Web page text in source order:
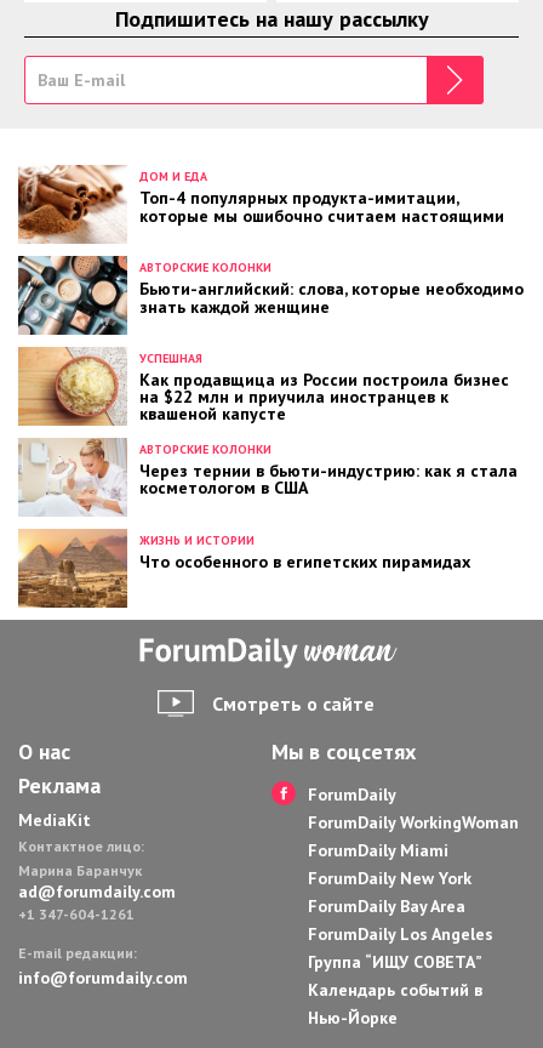
Подпишитесь на нашу рассылку
ДОМ И ЕДА
Топ-4 популярных продукта-имитации,
которые мы ошибочно считаем настоящими
АВТОРСКИЕ КОЛОНКИ
Бьюти-английский: слова, которые необходимо
знать каждой женщине
АВТОРСКИЕ КОЛОНКИ
Через тернии в бьюти-индустрию: как я стала
косметологом в США
УСПЕШНАЯ
Как продавщица из России построила бизнес
на $22 млн и приучила иностранцев к
квашеной капусте
ЖИЗНЬ И ИСТОРИИ
Что особенного в египетских пирамидах
Смотреть о сайте
О нас
Реклама
MediaKit
Контактное лицо:
Марина Баранчук
ad@forumdaily.com
+1 347-604-1261
E-mail редакции:
info@forumdaily.com
Мы в соцсетях
ForumDaily
ForumDaily WorkingWoman
ForumDaily Miami
ForumDaily New York
ForumDaily Bay Area
ForumDaily Los Angeles
Группа “ИЩУ СОВЕТА”
Календарь событий в
Нью-Йорке